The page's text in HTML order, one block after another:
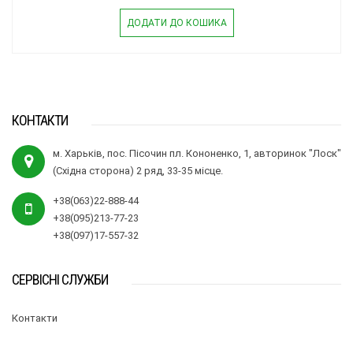
ДОДАТИ ДО КОШИКА
КОНТАКТИ
м. Харьків, пос. Пісочин пл. Кононенко, 1, авторинок "Лоск"
(Східна сторона) 2 ряд, 33-35 місце.
+38(063)22-888-44
+38(095)213-77-23
+38(097)17-557-32
СЕРВІСНІ СЛУЖБИ
Контакти